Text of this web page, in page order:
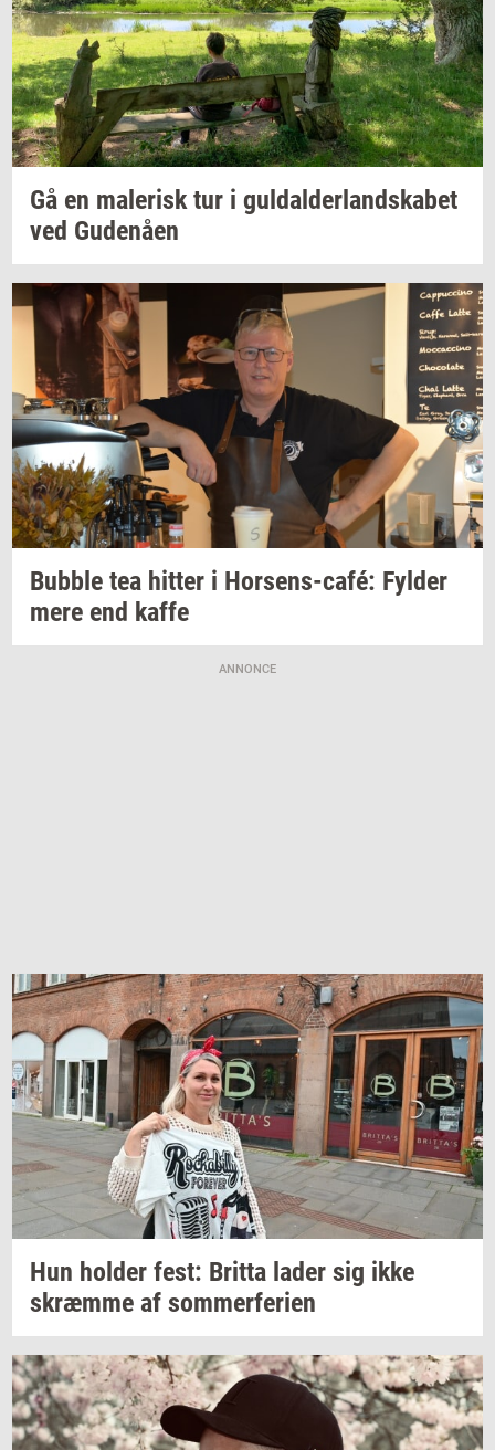
Gå en ma­le­risktur i gul­dal­der­land­ska­bet
ved Gu­denå­en
Bubb­le tea hit­ter i Horsens-​café: Fyl­der
mere end kaffe
ANNONCE
Hun hol­der fest: Brit­ta lader sig ikke
skræm­me af som­mer­fe­ri­en